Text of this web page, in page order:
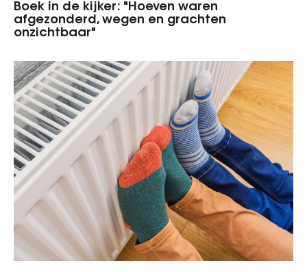
Boek in de kijker: "Hoeven waren
afgezonderd, wegen en grachten
onzichtbaar"